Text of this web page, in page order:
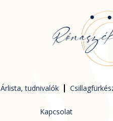
Árlista, tudnivalók
Kapcsolat